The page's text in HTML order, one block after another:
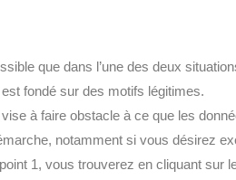
que dans l’une des deux
fondé sur des motifs légitimes.
à faire obstacle à ce que les
notamment si vous désirez
1, vous trouverez en cliquant